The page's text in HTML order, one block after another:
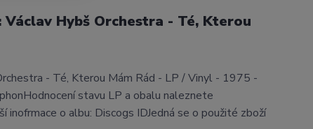
Václav Hybš Orchestra - Té, Kterou
- Té, Kterou Mám Rád - LP / Vinyl - 1975 -
stavu LP a obalu naleznete
inofrmace o albu: Discogs IDJedná se o použité zboží